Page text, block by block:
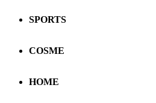
SPORTS
COSME
HOME